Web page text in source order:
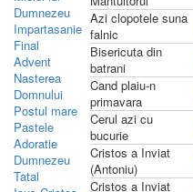
Dumnezeu
Impartasanie
Final
Advent
Nasterea
Domnului
Postul mare
Pastele
Adoratie
Dumnezeu
Tatal
Azi clopotele suna
falnic
Bisericuta din
batrani
Cand plaiu-n
primavara
Cerul azi cu
bucurie
Cristos a Inviat
(Antoniu)
Cristos a Inviat